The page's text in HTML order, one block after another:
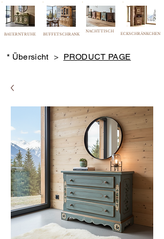
BAUERNTRUHE BUFFETSCHRANK
NACHTTISCH
ECKSCHRÄNKCHEN
* Übersicht > PRODUCT PAGE